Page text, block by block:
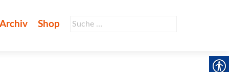
Suche
Archiv Shop